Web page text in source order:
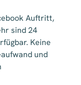
Auftritt,
sind 24
Keine
und